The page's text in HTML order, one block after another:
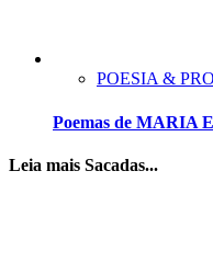
POESIA &
Poemas de MARIA
Leia mais Sacadas...